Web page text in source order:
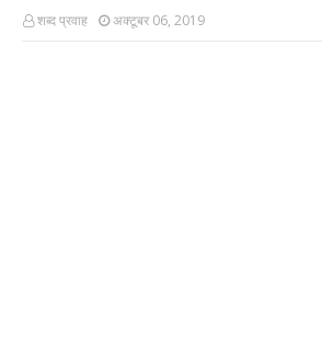
शब्द प्रवाह अक्टूबर 06, 2019